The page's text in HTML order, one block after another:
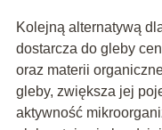
Kolejną alternatywą
dostarcza do gleby
oraz materii
gleby, zwiększa jej
aktywność